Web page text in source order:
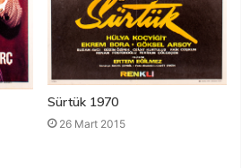
Sürtük 1970
26 Mart 2015